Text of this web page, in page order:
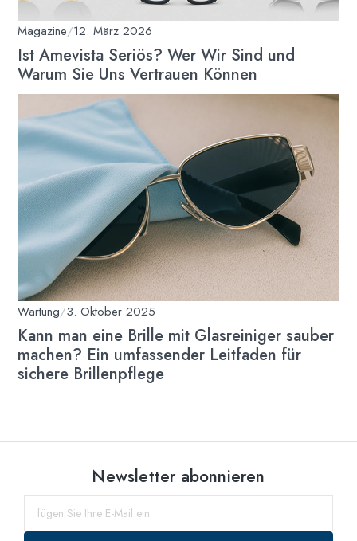
Magazine/12. März 2026
Ist Amevista Seriös? Wer Wir Sind und
Warum Sie Uns Vertrauen Können
Wartung/3. Oktober 2025
Kann man eine Brille mit Glasreiniger sauber
machen? Ein umfassender Leitfaden für
sichere Brillenpflege
Newsletter abonnieren